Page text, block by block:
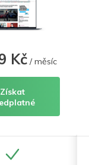
Kč/ měsíc
Získat